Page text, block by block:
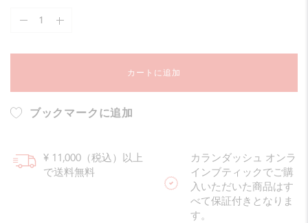
カートに追加
ブックマークに追加
¥ 11,000（税込）以上
で送料無料
カランダッシュ オンラ
インブティックでご購
入いただいた商品はす
べて保証付きとなりま
す。